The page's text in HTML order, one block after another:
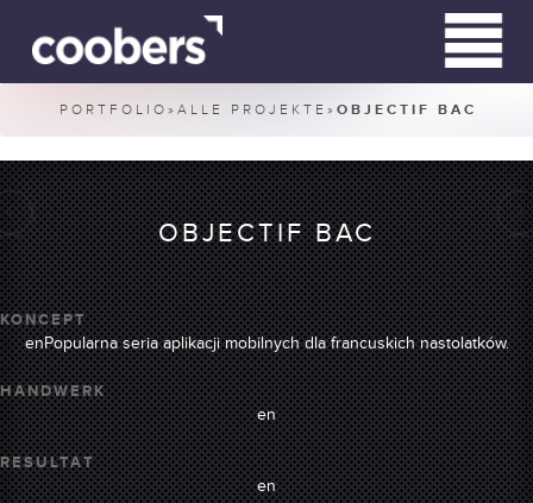
WIR MACHEN
PORTFOLIO
KONTAKT
RN HARDWIRED
PORTFOLIO » ALLE PROJEKTE » OBJECTIF BAC
OBJECTIF BAC
KONCEPT
enPopularna seria aplikacji mobilnych dla francuskich nastolatków.
HANDWERK
en
RESULTAT
en